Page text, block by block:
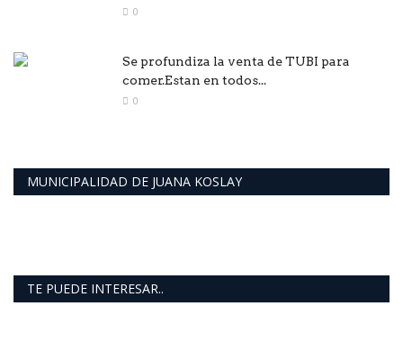
0
Se profundiza la venta de TUBI para
comer.Estan en todos...
0
MUNICIPALIDAD DE JUANA KOSLAY
TE PUEDE INTERESAR..